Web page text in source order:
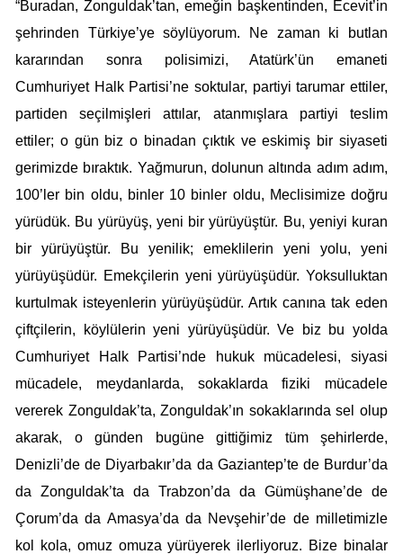
“Buradan, Zonguldak’tan, emeğin başkentinden, Ecevit’in
şehrinden Türkiye’ye söylüyorum. Ne zaman ki butlan
kararından sonra polisimizi, Atatürk’ün emaneti
Cumhuriyet Halk Partisi’ne soktular, partiyi tarumar ettiler,
partiden seçilmişleri attılar, atanmışlara partiyi teslim
ettiler; o gün biz o binadan çıktık ve eskimiş bir siyaseti
gerimizde bıraktık. Yağmurun, dolunun altında adım adım,
100’ler bin oldu, binler 10 binler oldu, Meclisimize doğru
yürüdük. Bu yürüyüş, yeni bir yürüyüştür. Bu, yeniyi kuran
bir yürüyüştür. Bu yenilik; emeklilerin yeni yolu, yeni
yürüyüşüdür. Emekçilerin yeni yürüyüşüdür. Yoksulluktan
kurtulmak isteyenlerin yürüyüşüdür. Artık canına tak eden
çiftçilerin, köylülerin yeni yürüyüşüdür. Ve biz bu yolda
Cumhuriyet Halk Partisi’nde hukuk mücadelesi, siyasi
mücadele, meydanlarda, sokaklarda fiziki mücadele
vererek Zonguldak’ta, Zonguldak’ın sokaklarında sel olup
akarak, o günden bugüne gittiğimiz tüm şehirlerde,
Denizli’de de Diyarbakır’da da Gaziantep’te de Burdur’da
da Zonguldak’ta da Trabzon’da da Gümüşhane’de de
Çorum’da da Amasya’da da Nevşehir’de de milletimizle
kol kola, omuz omuza yürüyerek ilerliyoruz. Bize binalar